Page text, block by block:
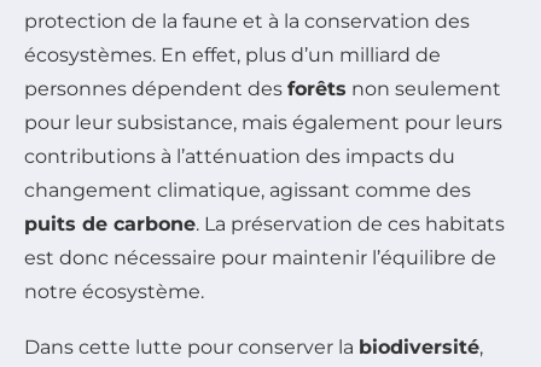
protection de la faune et à la conservation des
écosystèmes. En effet, plus d’un milliard de
personnes dépendent des forêts non seulement
pour leur subsistance, mais également pour leurs
contributions à l’atténuation des impacts du
changement climatique, agissant comme des
puits de carbone. La préservation de ces habitats
est donc nécessaire pour maintenir l’équilibre de
notre écosystème.
Dans cette lutte pour conserver la biodiversité,